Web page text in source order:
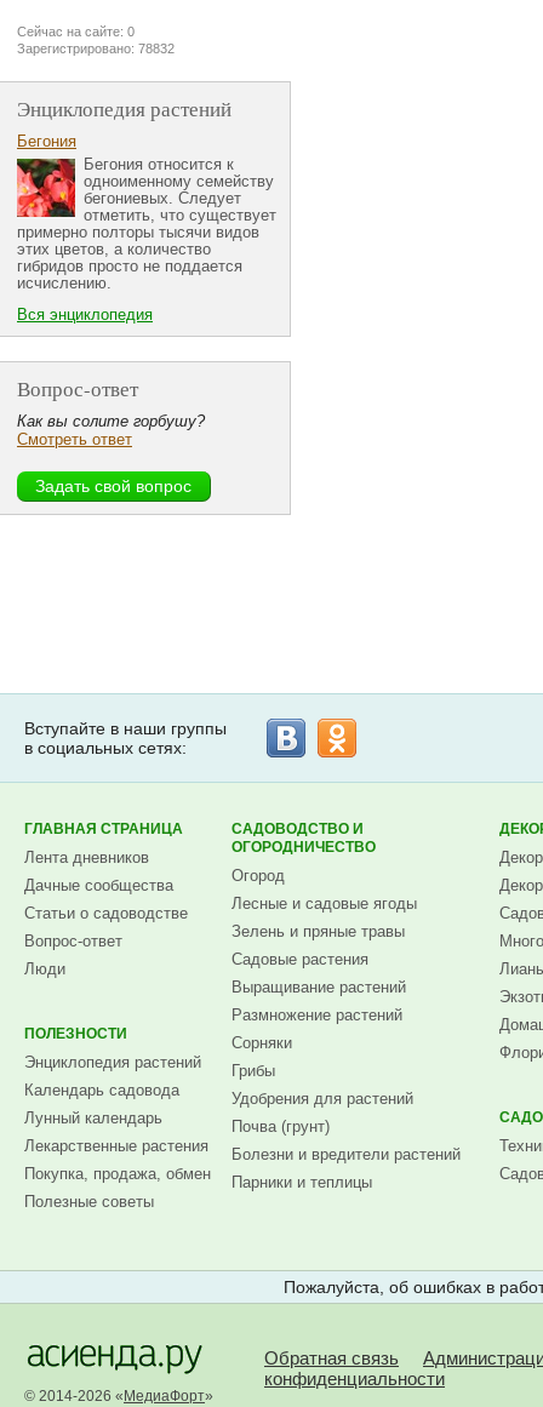
Сейчас на сайте: 0
Зарегистрировано: 78832
Энциклопедия растений
Бегония
Бегония относится к
одноименному семейству
бегониевых. Следует
отметить, что существует
примерно полторы тысячи видов
этих цветов, а количество
гибридов просто не поддается
исчислению.
Вся энциклопедия
Вопрос-ответ
Как вы солите горбушу?
Смотреть ответ
Вступайте в наши группы
в социальных сетях:
ГЛАВНАЯ СТРАНИЦА
Лента дневников
Дачные сообщества
Статьи о садоводстве
Вопрос-ответ
Люди
ПОЛЕЗНОСТИ
Энциклопедия растений
Календарь садовода
Лунный календарь
Лекарственные растения
Покупка, продажа, обмен
Полезные советы
САДОВОДСТВО И
ОГОРОДНИЧЕСТВО
Огород
Лесные и садовые ягоды
Зелень и пряные травы
Садовые растения
Выращивание растений
Размножение растений
Сорняки
Грибы
Удобрения для растений
Почва (грунт)
Болезни и вредители растений
Парники и теплицы
Пожалуйста, об ошибках в
© 2014-2026 « МедиаФорт»
Обратная связь
конфиденциальности